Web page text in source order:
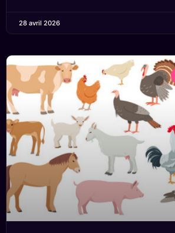
28 avril 2026